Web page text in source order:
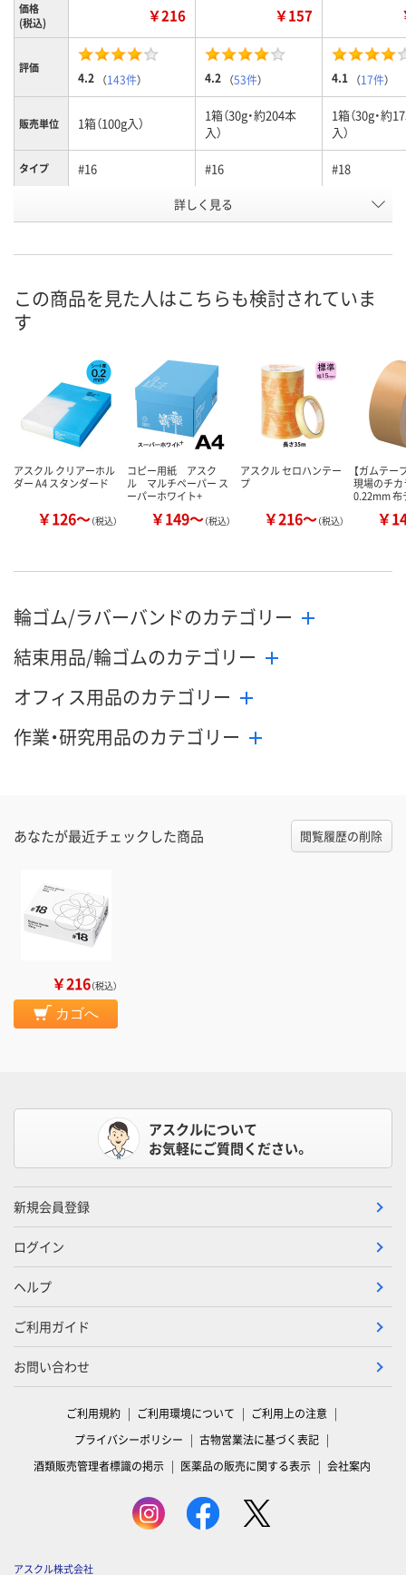
価格
(税込)
￥216 ￥157
評価
4.2 （143件） 4.2 （53件） 4.1 （17件）
販売単位 1箱（100g入）
1箱（30g・約204本
入）
1箱（30g・約
入）
タイプ #16 #16 #18
1952323 1952341
8月10日（月）
カゴへ カゴへ カ
詳しく見る
この商品を見た人はこちらも検討されていま
す
アスクル クリアーホル
ダー A4 スタンダード
￥126～（税込）
コピー用紙 アスク
ル マルチペーパー ス
ーパーホワイト+
￥149～（税込）
アスクル セロハンテー
プ
￥216～（税込）
【ガムテー
現場のチカ
0.22mm
￥
輪ゴム/ラバーバンドのカテゴリー
結束用品/輪ゴムのカテゴリー
オフィス用品のカテゴリー
作業・研究用品のカテゴリー
あなたが最近チェックした商品 閲覧履歴の削除
￥216（税込）
カゴへ
アスクルについて
お気軽にご質問ください。
新規会員登録
ログイン
ヘルプ
ご利用ガイド
お問い合わせ
ご利用規約 ご利用環境について
ご利用上の注意
プライバシーポリシー
古物営業法に基づく表記
酒類販売管理者標識の掲示
医薬品の販売に関する表示 会社案内
アスクル株式会社